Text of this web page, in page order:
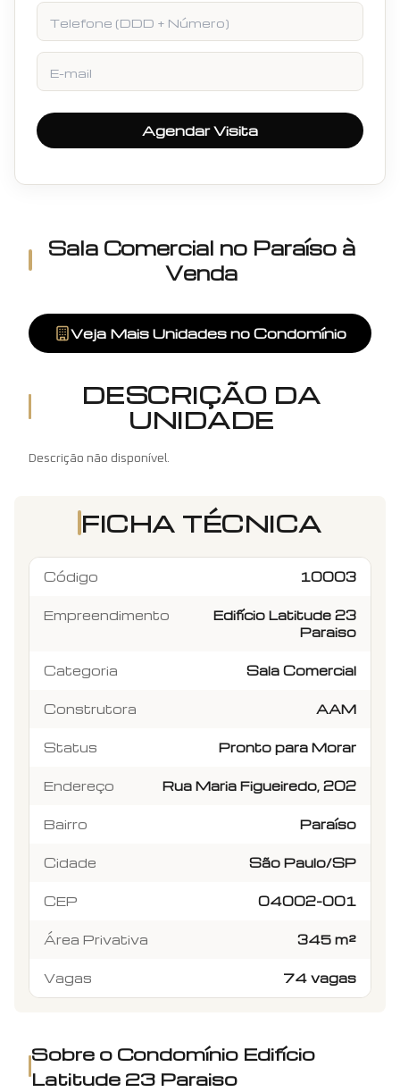
Sala Comercial no Paraíso à
Venda
Veja Mais Unidades no Condomínio
DESCRIÇÃO DA
UNIDADE
Descrição não disponível.
FICHA TÉCNICA
Código 10003
Empreendimento
Edifício Latitude 23
Paraiso
Categoria Sala Comercial
Construtora AAM
Status Pronto para Morar
Endereço Rua Maria Figueiredo, 202
Bairro Paraíso
Cidade São Paulo/SP
CEP 04002-001
Área Privativa 345 m²
Vagas 74 vagas
Sobre o Condomínio Edifício
Latitude 23 Paraiso
Telefone
E-mail
Agendar Visita